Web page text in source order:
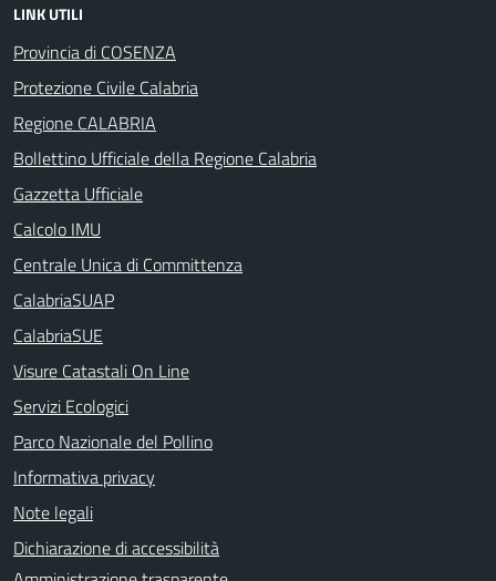
LINK UTILI
Provincia di COSENZA
Protezione Civile Calabria
Regione CALABRIA
Bollettino Ufficiale della Regione Calabria
Gazzetta Ufficiale
Calcolo IMU
Centrale Unica di Committenza
CalabriaSUAP
CalabriaSUE
Visure Catastali On Line
Servizi Ecologici
Parco Nazionale del Pollino
Informativa privacy
Note legali
Dichiarazione di accessibilità